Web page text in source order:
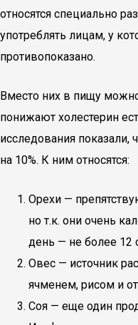
относятся специально
употреблять лицам, у
противопоказано.
Вместо них в пищу
понижают холестерин
исследования показали,
на 10%. К ним относятся:
Орехи —
но т.к. они очень
день — не более 12
Овес — источник
ячменем, рисом и
Соя — еще один